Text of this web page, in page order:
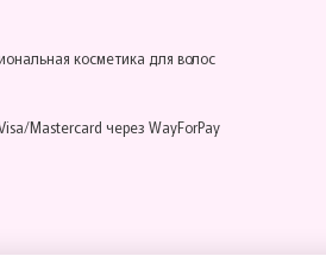
косметика для волос